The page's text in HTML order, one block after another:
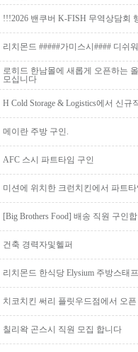
!!!2026 밴쿠버 K-FISH 무역상담회
리치몬드 #####가미스시#### 디쉬
로히드 한남몰에 새롭게 오픈하는
모십니다
H Cold Storage & Logistics에서 신규
메이란 주방 구인.
AFC 스시 파트타임 구인
미션에 위치한 크런치킨에서 파트
[Big Brothers Food] 배송 직원 구인
건축 경력자및헬퍼
리치몬드 한식당 Elysium 주방스태
치코치킨 써리 플릿우드점에서 오
칠리왁 곤스시 직원 모집 합니다